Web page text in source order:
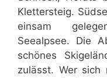
Klettersteig.
einsam
Seealpsee. Die
schönes
zulässt. Wer sich